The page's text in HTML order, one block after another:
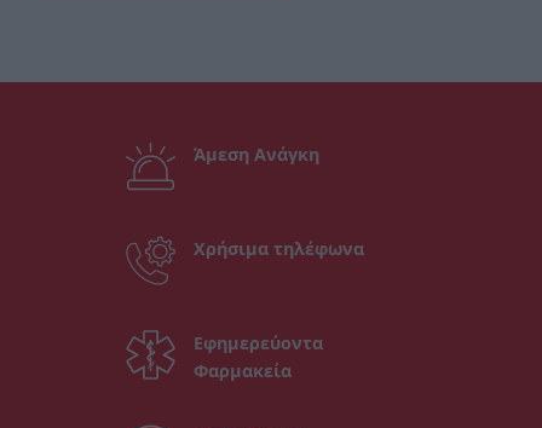
Άμεση Ανάγκη
Χρήσιμα τηλέφωνα
Εφημερεύοντα
Φαρμακεία